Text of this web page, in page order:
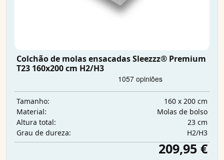
Colchão de molas ensacadas Sleezzz® Premium
T23 160x200 cm H2/H3
Tamanho:
160 x 200 cm
Material:
Molas de bolso
Altura total:
23 cm
Grau de dureza:
H2/H3
209,95 €